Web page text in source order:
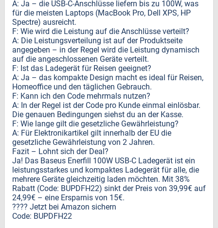
A: Ja – die USB-C-Anschlüsse liefern bis zu 100W, was
für die meisten Laptops (MacBook Pro, Dell XPS, HP
Spectre) ausreicht.
F: Wie wird die Leistung auf die Anschlüsse verteilt?
A: Die Leistungsverteilung ist auf der Produktseite
angegeben – in der Regel wird die Leistung dynamisch
auf die angeschlossenen Geräte verteilt.
F: Ist das Ladegerät für Reisen geeignet?
A: Ja – das kompakte Design macht es ideal für Reisen,
Homeoffice und den täglichen Gebrauch.
F: Kann ich den Code mehrmals nutzen?
A: In der Regel ist der Code pro Kunde einmal einlösbar.
Die genauen Bedingungen siehst du an der Kasse.
F: Wie lange gilt die gesetzliche Gewährleistung?
A: Für Elektronikartikel gilt innerhalb der EU die
gesetzliche Gewährleistung von 2 Jahren.
Fazit – Lohnt sich der Deal?
Ja! Das Baseus Enerfill 100W USB-C Ladegerät ist ein
leistungsstarkes und kompaktes Ladegerät für alle, die
mehrere Geräte gleichzeitig laden möchten. Mit 38%
Rabatt (Code: BUPDFH22) sinkt der Preis von 39,99€ auf
24,99€ – eine Ersparnis von 15€.
???? Jetzt bei Amazon sichern
Code: BUPDFH22